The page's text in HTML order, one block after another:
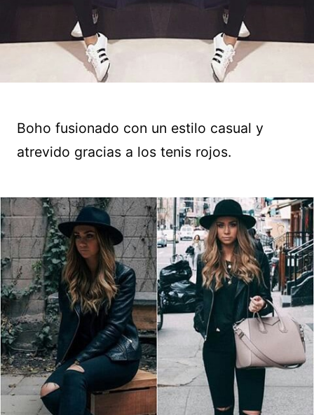
Boho fusionado con un estilo casual y
atrevido gracias a los tenis rojos.